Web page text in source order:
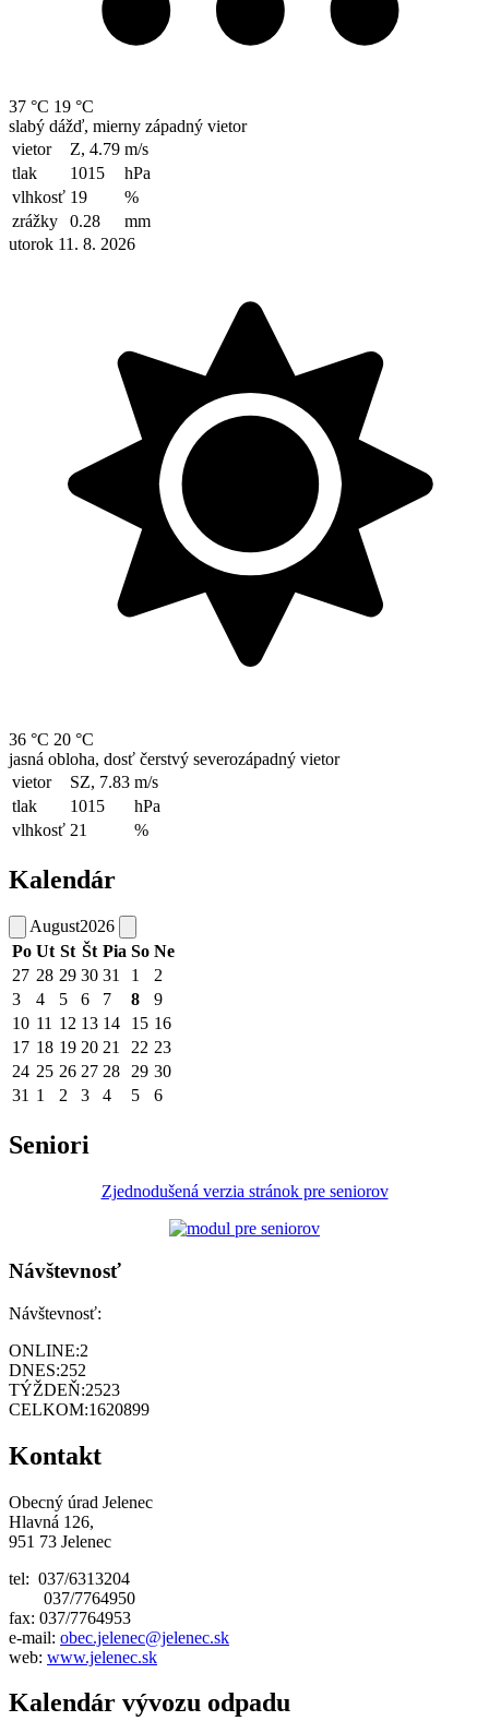
37 °C 19 °C
slabý dážď, mierny západný vietor
vietor
Z, 4.79 m/s
tlak
1015
hPa
vlhkosť 19
%
zrážky
0.28
mm
utorok 11. 8. 2026
36 °C 20 °C
jasná obloha, dosť čerstvý severozápadný vietor
vietor
SZ, 7.83 m/s
tlak
1015
hPa
vlhkosť 21 %
Kalendár
August2026
Po Ut St Št Pia So Ne
27 28 29 30 31 1
2
3
4 5 6 7 8
9
10 11 12 13 14 15 16
17 18 19 20 21 22 23
24 25 26 27 28 29 30
31 1 2 3 4 5 6
Seniori
Zjednodušená verzia stránok pre seniorov
Návštevnosť
Návštevnosť:
ONLINE:2
DNES:252
TÝŽDEŇ:2523
CELKOM:1620899
Kontakt
Obecný úrad Jelenec
Hlavná 126,
951 73 Jelenec
tel: 037/6313204
037/7764950
fax: 037/7764953
e-mail: obec.jelenec@jelenec.sk
web: www.jelenec.sk
Kalendár vývozu odpadu